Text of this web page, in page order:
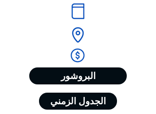
البروشور
الجدول الزمني